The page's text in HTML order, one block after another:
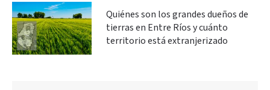
Quiénes son los grandes dueños de
tierras en Entre Ríos y cuánto
territorio está extranjerizado